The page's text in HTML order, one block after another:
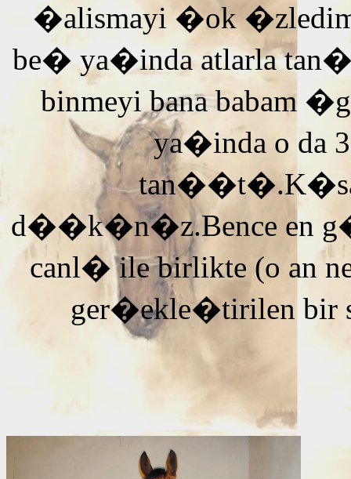
�alismayi �ok
be� ya�inda atlarla
binmeyi bana babam
ya�inda o da
d��k�n�z.Bence en
canl� ile birlikte (o an
ger�ekle�tirilen bir